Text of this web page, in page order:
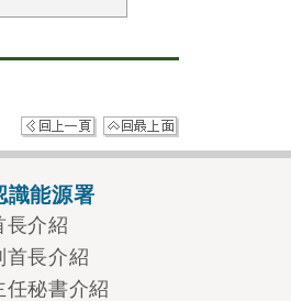
識能源署
長介紹
首長介紹
任秘書介紹